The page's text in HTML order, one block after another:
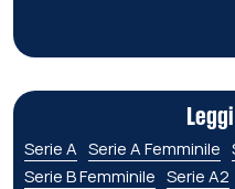
Serie A Serie A Femminile
Serie B Femminile Serie A2